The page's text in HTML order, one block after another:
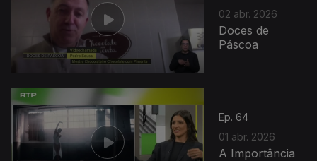
02 abr. 2026
Doces de
Páscoa
Ep. 64
01 abr. 2026
A Importância